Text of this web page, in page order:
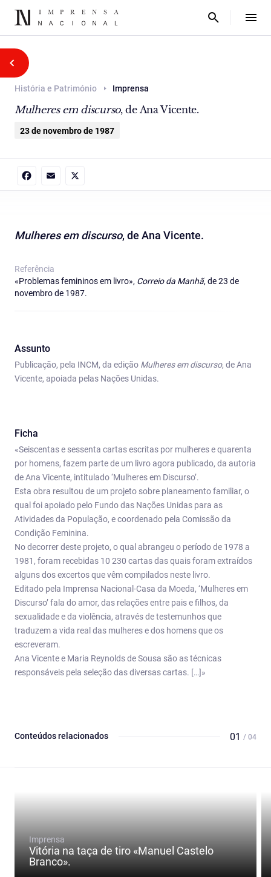
História e Património Imprensa
Mulheres em discurso, de Ana Vicente.
23 de novembro de 1987
Mulheres em discurso, de Ana Vicente.
Referência
«Problemas femininos em livro», Correio da Manhã, de 23 de
novembro de 1987.
Assunto
Publicação, pela INCM, da edição Mulheres em discurso, de Ana
Vicente, apoiada pelas Nações Unidas.
Ficha
«Seiscentas e sessenta cartas escritas por mulheres e quarenta
por homens, fazem parte de um livro agora publicado, da autoria
de Ana Vicente, intitulado ‘Mulheres em Discurso’.
Esta obra resultou de um projeto sobre planeamento familiar, o
qual foi apoiado pelo Fundo das Nações Unidas para as
Atividades da População, e coordenado pela Comissão da
Condição Feminina.
No decorrer deste projeto, o qual abrangeu o período de 1978 a
1981, foram recebidas 10 230 cartas das quais foram extraídos
alguns dos excertos que vêm compilados neste livro.
Editado pela Imprensa Nacional-Casa da Moeda, ‘Mulheres em
Discurso’ fala do amor, das relações entre pais e filhos, da
sexualidade e da violência, através de testemunhos que
traduzem a vida real das mulheres e dos homens que os
escreveram.
Ana Vicente e Maria Reynolds de Sousa são as técnicas
responsáveis pela seleção das diversas cartas. […]»
Conteúdos relacionados 01 / 04
Imprensa
Vitória na taça de tiro «Manuel Castelo
Branco».